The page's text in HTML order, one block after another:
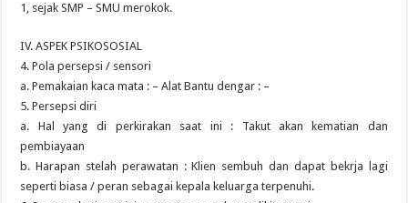
1, sejak SMP – SMU merokok.
IV. ASPEK PSIKOSOSIAL
4. Pola persepsi / sensori
a. Pemakaian kaca mata : – Alat Bantu dengar : –
5. Persepsi diri
a. Hal yang di perkirakan saat ini : Takut akan kematian dan
pembiayaan
b. Harapan stelah perawatan : Klien sembuh dan dapat bekrja lagi
seperti biasa / peran sebagai kepala keluarga terpenuhi.